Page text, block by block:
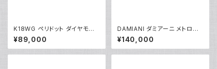
K18WG ペリドット ダイヤモンド
デザインリング 18金 ホワイトゴ
ールド 指輪 12号 Y05244
¥89,000
DAMIANI ダミアーニ メトロポ
リタンドリーム 1Pダイヤモンド
リング K18WG 18金 指輪 17号
Y05256
¥140,000